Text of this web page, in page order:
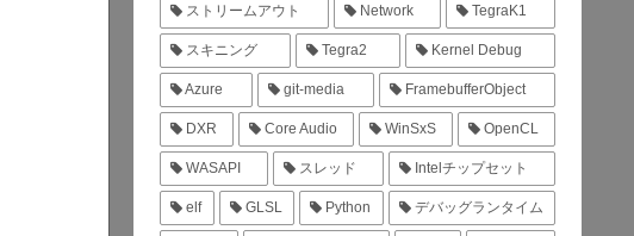
ストリームアウト Network TegraK1
スキニング Tegra2 Kernel Debug
Azure git-media FramebufferObject
DXR Core Audio WinSxS OpenCL
WASAPI スレッド Intelチップセット
elf GLSL Python デバッグランタイム